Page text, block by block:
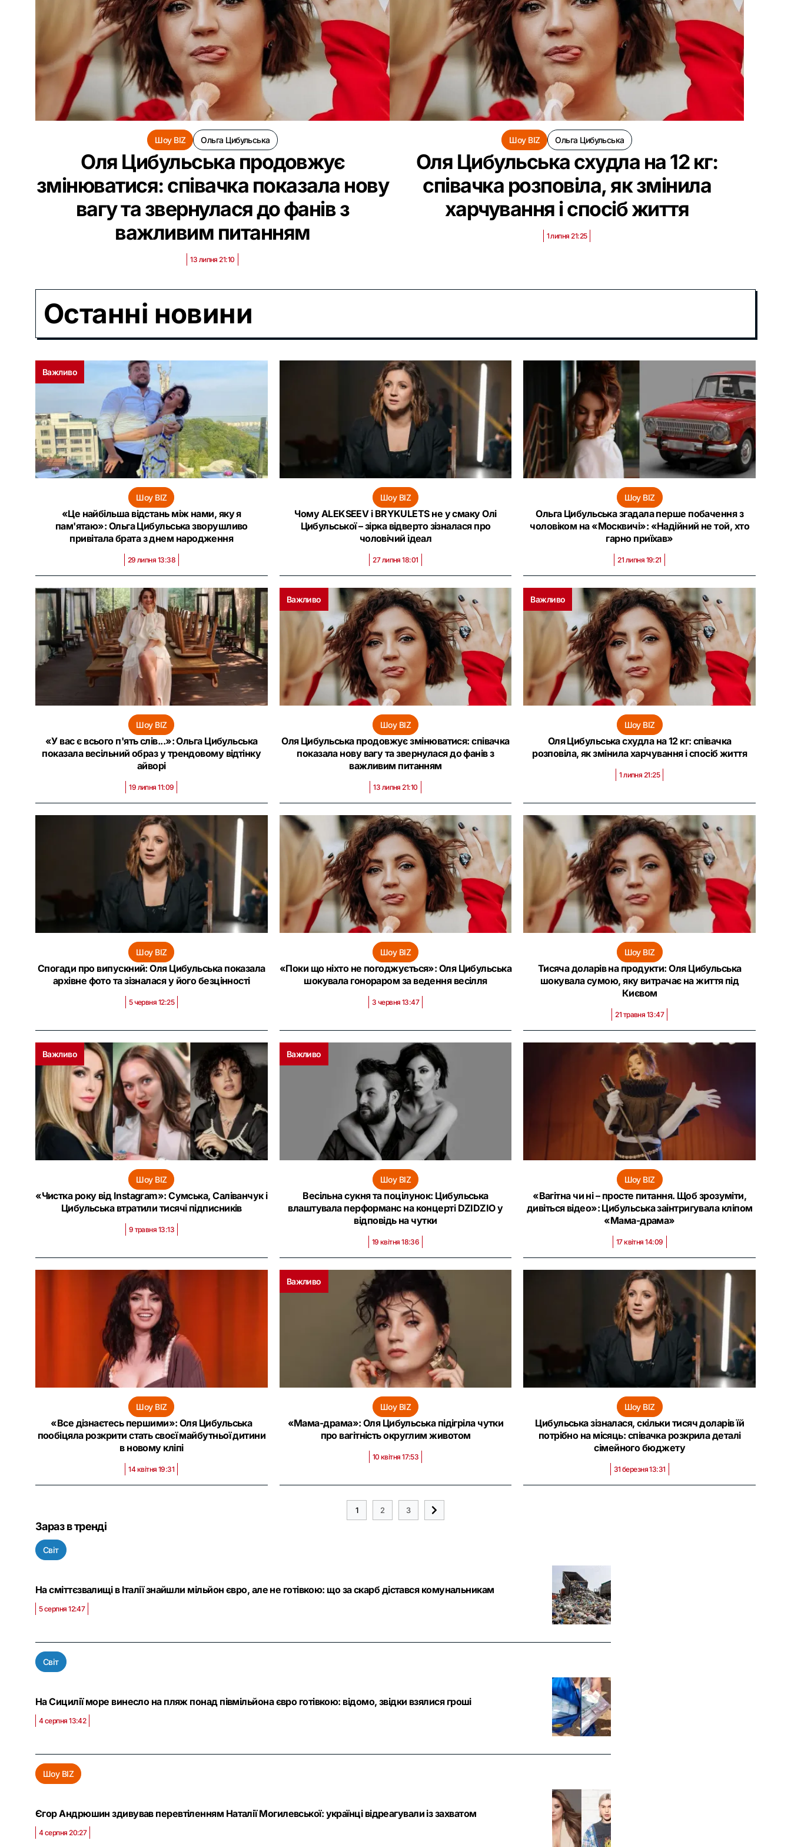
Шоу BIZ Ольга Цибульська
Оля Цибульська продовжує
змінюватися: співачка показала нову
вагу та звернулася до фанів з
важливим питанням
13 липня 21:10
Шоу BIZ Ольга Цибульська
Оля Цибульська схудла на 12 кг:
співачка розповіла, як змінила
харчування і спосіб життя
1 липня 21:25
Останні новини
Важливо
Шоу BIZ
«Це найбільша відстань між нами, яку я
пам'ятаю»: Ольга Цибульська зворушливо
привітала брата з днем народження
29 липня 13:38
Шоу BIZ
Чому ALEKSEEV і BRYKULETS не у смаку Олі
Цибульської – зірка відверто зізналася про
чоловічий ідеал
27 липня 18:01
Шоу BIZ
Ольга Цибульська згадала перше побачення з
чоловіком на «Москвичі»: «Надійний не той, хто
гарно приїхав»
21 липня 19:21
Шоу BIZ
«У вас є всього п'ять слів...»: Ольга Цибульська
показала весільний образ у трендовому відтінку
айворі
19 липня 11:09
Важливо
Шоу BIZ
Оля Цибульська продовжує змінюватися: співачка
показала нову вагу та звернулася до фанів з
важливим питанням
13 липня 21:10
Важливо
Шоу BIZ
Оля Цибульська схудла на 12 кг: співачка
розповіла, як змінила харчування і спосіб життя
1 липня 21:25
Шоу BIZ
Спогади про випускний: Оля Цибульська показала
архівне фото та зізналася у його безцінності
5 червня 12:25
Шоу BIZ
«‎Поки що ніхто не погоджується»: Оля Цибульська
шокувала гонораром за ведення весілля
3 червня 13:47
Шоу BIZ
Тисяча доларів на продукти: Оля Цибульська
шокувала сумою, яку витрачає на життя під
Києвом
21 травня 13:47
Важливо
Шоу BIZ
«Чистка року від Instagram»: Сумська, Саліванчук і
Цибульська втратили тисячі підписників
9 травня 13:13
Важливо
Шоу BIZ
Весільна сукня та поцілунок: Цибульська
влаштувала перформанс на концерті DZIDZIO у
відповідь на чутки
19 квітня 18:36
Шоу BIZ
«Вагітна чи ні – просте питання. Щоб зрозуміти,
дивіться відео»: Цибульська заінтригувала кліпом
«Мама-драма»
17 квітня 14:09
Шоу BIZ
«Все дізнаєтесь першими»: Оля Цибульська
пообіцяла розкрити стать своєї майбутньої дитини
в новому кліпі
14 квітня 19:31
Важливо
Шоу BIZ
«Мама-драма»: Оля Цибульська підігріла чутки
про вагітність округлим животом
10 квітня 17:53
Шоу BIZ
Цибульська зізналася, скільки тисяч доларів їй
потрібно на місяць: співачка розкрила деталі
сімейного бюджету
31 березня 13:31
1 2 3
Зараз в тренді
Світ
На сміттєзвалищі в Італії знайшли мільйон євро, але не готівкою: що за скарб дістався комунальникам
5 серпня 12:47
Світ
На Сицилії море винесло на пляж понад півмільйона євро готівкою: відомо, звідки взялися гроші
4 серпня 13:42
Шоу BIZ
Єгор Андрюшин здивував перевтіленням Наталії Могилевської: українці відреагували із захватом
4 серпня 20:27